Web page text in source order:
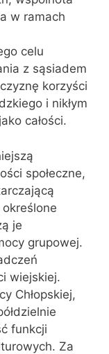
w ramach
celu
z sąsiadem
korzyści
i nikłym
całości.
społeczne,
je
grupowej.
wiejskiej.
Chłopskiej,
funkcji
Za